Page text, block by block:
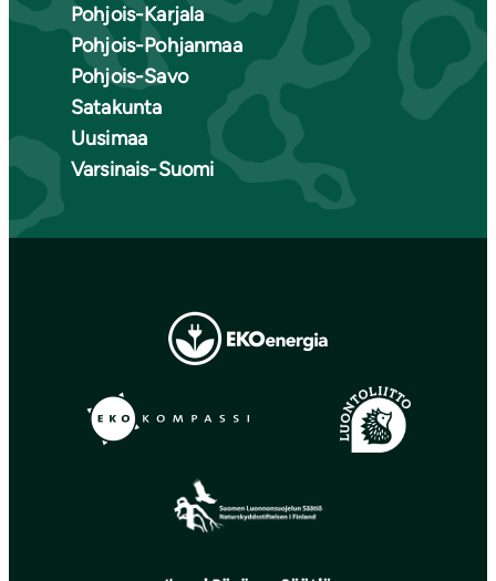
Pohjois-Karjala
Pohjois-Pohjanmaa
Pohjois-Savo
Satakunta
Uusimaa
Varsinais-Suomi